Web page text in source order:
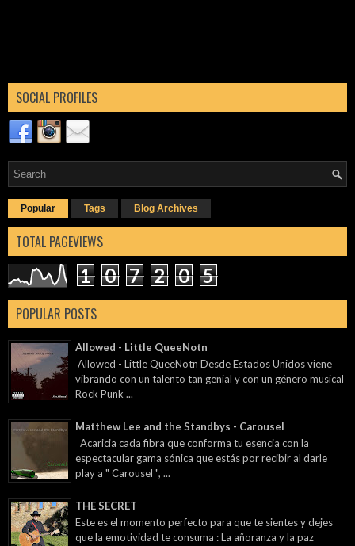
SOCIAL PROFILES
Popular Tags Blog Archives
TOTAL PAGEVIEWS
1 0 7 2 0 5
POPULAR POSTS
Allowed - Little QueeNotn
Allowed - Little QueeNotn Desde Estados Unidos viene
vibrando con un talento tan genial y con un género musical
Rock Punk ...
Matthew Lee and the Standbys - Carousel
Acaricia cada fibra que conforma tu esencia con la
espectacular gama sónica que estás por recibir al darle
play a " Carousel ", ...
THE SECRET
Este es el momento perfecto para que te sientes y dejes
que la emotividad te consuma : La añoranza y la paz